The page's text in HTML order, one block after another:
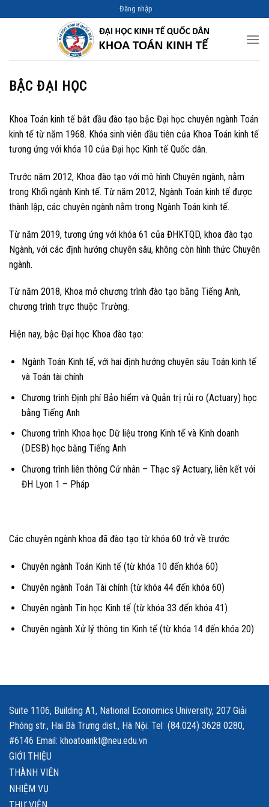
to
Đăng nhập
BẬC ĐẠI HỌC
Khoa Toán kinh tế bắt đầu đào tạo bậc Đại học chuyên ngành Toán
kinh tế từ năm 1968. Khóa sinh viên đầu tiên của Khoa Toán kinh tế
tương ứng với khóa 10 của Đại học Kinh tế Quốc dân.
Trước năm 2012, Khoa đào tạo với mô hình Chuyên ngành, nằm
trong Khối ngành Kinh tế. Từ năm 2012, Ngành Toán kinh tế được
thành lập, các chuyên ngành nằm trong Ngành Toán kinh tế.
Từ năm 2019, tương ứng với khóa 61 của ĐHKTQD, khoa đào tạo
Ngành, với các định hướng chuyên sâu, không còn hình thức Chuyên
ngành.
Từ năm 2018, Khoa mở chương trình đào tạo bằng Tiếng Anh,
chương trình trực thuộc Trường.
Hiện nay, bậc Đại học Khoa đào tạo:
Ngành Toán Kinh tế, với hai định hướng chuyên sâu Toán kinh tế
và Toán tài chính
Chương trình Định phí Bảo hiểm và Quản trị rủi ro (Actuary) học
bằng Tiếng Anh
Chương trình Khoa học Dữ liệu trong Kinh tế và Kinh doanh
(DESB) học bằng Tiếng Anh
Chương trình liên thông Cử nhân – Thạc sỹ Actuary, liên kết với
ĐH Lyon 1 – Pháp
Các chuyên ngành khoa đã đào tạo từ khóa 60 trở về trước
Chuyên ngành Toán Kinh tế (từ khóa 10 đến khóa 60)
Chuyên ngành Toán Tài chính (từ khóa 44 đến khóa 60)
Chuyên ngành Tin học Kinh tế (từ khóa 33 đến khóa 41)
Chuyên ngành Xử lý thông tin Kinh tế (từ khóa 14 đến khóa 20)
Suite 1106, Building A1, National Economics University, 207 Giải
Phóng str., Hai Bà Trưng dist., Hà Nội. Tel (84.024) 3628 0280,
#6146 Email: khoatoankt@neu.edu.vn
GIỚI THIỆU
THÀNH VIÊN
NHIỆM VỤ